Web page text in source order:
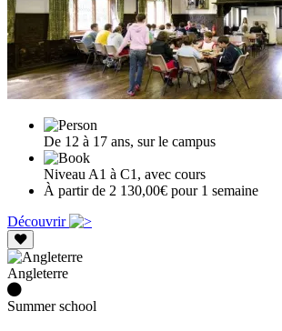
De 12 à 17 ans, sur le campus
Niveau A1 à C1, avec cours
À partir de 2 130,00€ pour 1 semaine
Découvrir
Angleterre
Summer school